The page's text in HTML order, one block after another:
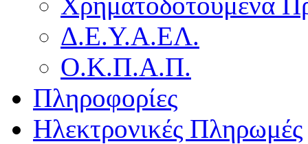
Δ.Ε.Υ.Α.ΕΛ.
Ο.Κ.Π.Α.Π.
Πληροφορίες
Ηλεκτρονικές Πληρωμές